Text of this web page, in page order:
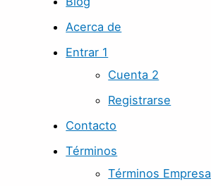
Acerca de
Entrar 1
Cuenta 2
Registrarse
Contacto
Términos
Términos Empresa